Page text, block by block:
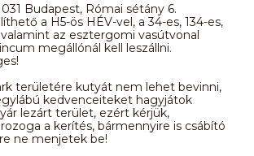
Budapest, Római sétány 6.
a H5-ös HÉV-vel, a 34-es, 134-es,
valamint az esztergomi vasútvonal
megállónál kell leszállni.
területére kutyát nem lehet bevinni,
kedvenceiteket hagyjátok
lezárt terület, ezért kérjük,
a kerítés, bármennyire is csábító
ne menjetek be!